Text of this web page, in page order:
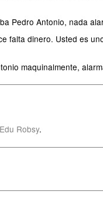
Pedro Antonio, nada
dinero. Usted es
maquinalmente,
Edu Robsy.